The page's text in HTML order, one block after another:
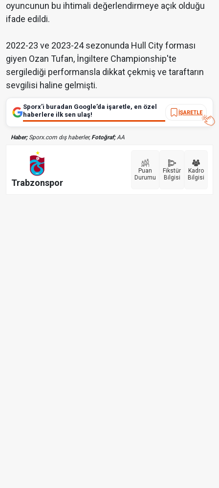
oyuncunun bu ihtimali değerlendirmeye açık olduğu
ifade edildi.
2022-23 ve 2023-24 sezonunda Hull City forması
giyen Ozan Tufan, İngiltere Championship'te
sergilediği performansla dikkat çekmiş ve taraftarın
sevgilisi haline gelmişti.
Sporx’i buradan Google’da işaretle, en özel
haberlere ilk sen ulaş!
İŞARETLE
Haber;Sporx.com dış haberler,Fotoğraf;AA
Trabzonspor
Puan
Durumu
Fikstür
Bilgisi
Kadro
Bilgisi